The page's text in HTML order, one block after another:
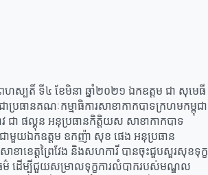
ហស្បតិ៍ ទី៤ ខែមិនា ឆ្នាំ២០២១ ឯកឧត្តម​ ជា​ សុមេធី​
ាប្រធានគណៈកម្មាធិការសាខាកាកបាទក្រហមកម្ពុជា
វ ជា ផល្គុន អនុប្រធានកិត្តិយស សាខាកាកបាទ
ង ជាមួយឯកឧត្តម ឧកញ៉ា សុខ ផេង អនុប្រធាន
ាខាខេត្តព្រៃវែង​ និងសហការី បានចុះជួបសួរសុខទុក្ខ
ើម្បីជួយសម្រាលទុក្ខការលំបាករបស់មណ្ឌល